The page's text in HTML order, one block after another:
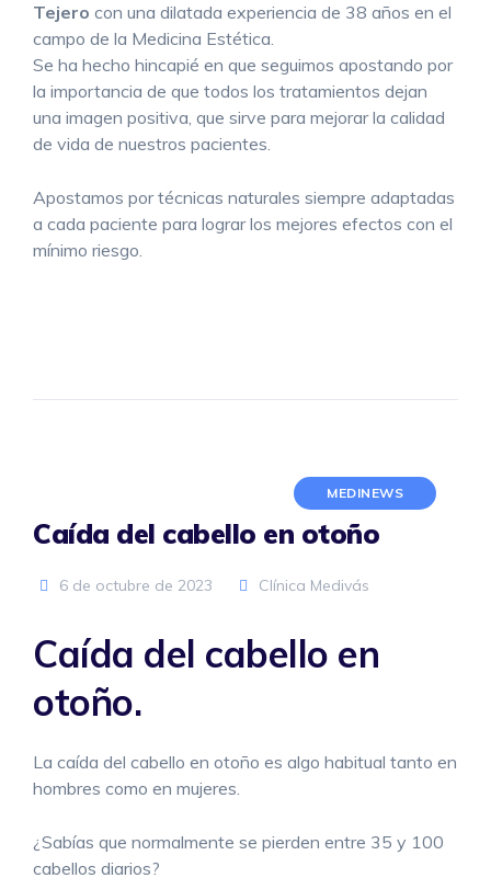
Tejero con una dilatada experiencia de 38 años en el
campo de la Medicina Estética.
Se ha hecho hincapié en que seguimos apostando por
la importancia de que todos los tratamientos dejan
una imagen positiva, que sirve para mejorar la calidad
de vida de nuestros pacientes.
Apostamos por técnicas naturales siempre adaptadas
a cada paciente para lograr los mejores efectos con el
mínimo riesgo.
MEDINEWS
Caída del cabello en otoño
6 de octubre de 2023 Clínica Medivás
Caída del cabello en
otoño.
La caída del cabello en otoño es algo habitual tanto en
hombres como en mujeres.
¿Sabías que normalmente se pierden entre 35 y 100
cabellos diarios?